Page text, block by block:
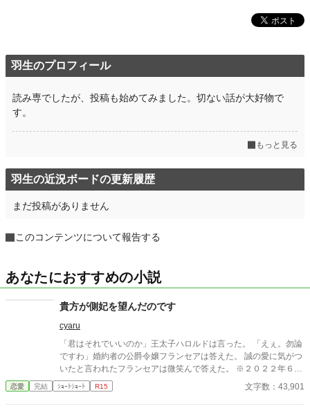
羽生のプロフィール
読み専でしたが、投稿も始めてみました。切ない話が大好物で
す。
もっと見る
羽生の近況ボードの更新履歴
まだ投稿がありません
このコンテンツについて報告する
あなたにおすすめの小説
貴方が側妃を望んだのです
cyaru
「君はそれでいいのか」王太子ハロルドは言った。 「えぇ。勿論
ですわ」婚約者の公爵令嬢フランセアは答えた。 誠の愛に気がつ
いたと言われたフランセアは微笑んで答えた。 ※２０２２年６月
１２日。一部書き足しました。 ※架空のお話です。現実世界の話
ではありません。 史実などに基づいたものではない事をご理解
恋愛 完結 ｼｮｰﾄｼｮｰﾄ R15 文字数：43,901